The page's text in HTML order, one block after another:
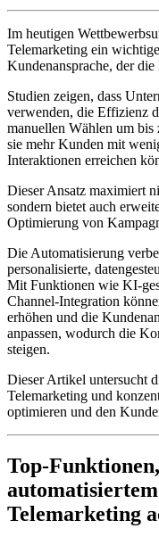
Im heutigen
Telemarketing ein
Kundenansprache, der
Studien zeigen, dass
verwenden, die Effizienz
manuellen Wählen um bis
sie mehr Kunden mit
Interaktionen erreichen
Dieser Ansatz maximiert
sondern bietet auch
Optimierung von
Die Automatisierung
personalisierte,
Mit Funktionen wie KI-
Channel-Integration
erhöhen und die
anpassen, wodurch die
steigen.
Dieser Artikel untersucht
Telemarketing und
optimieren und den
Top-
Telemarketing